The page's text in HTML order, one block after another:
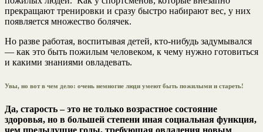
прекращают тренировки и сразу быстро набирают вес, у них
появляется множество болячек.
Но разве работая, воспитывая детей, кто-нибудь задумывался
— как это быть пожилым человеком, к чему нужно готовиться
и какими знаниями овладевать.
Увы, но вот в чем дело: очень немногие люди умеют быть пожилыми и стареть!
Да, старость – это не только возрастное состояние
здоровья, но в большей степени иная социальная функция,
чем предыдущие годы, требующая овладения новым